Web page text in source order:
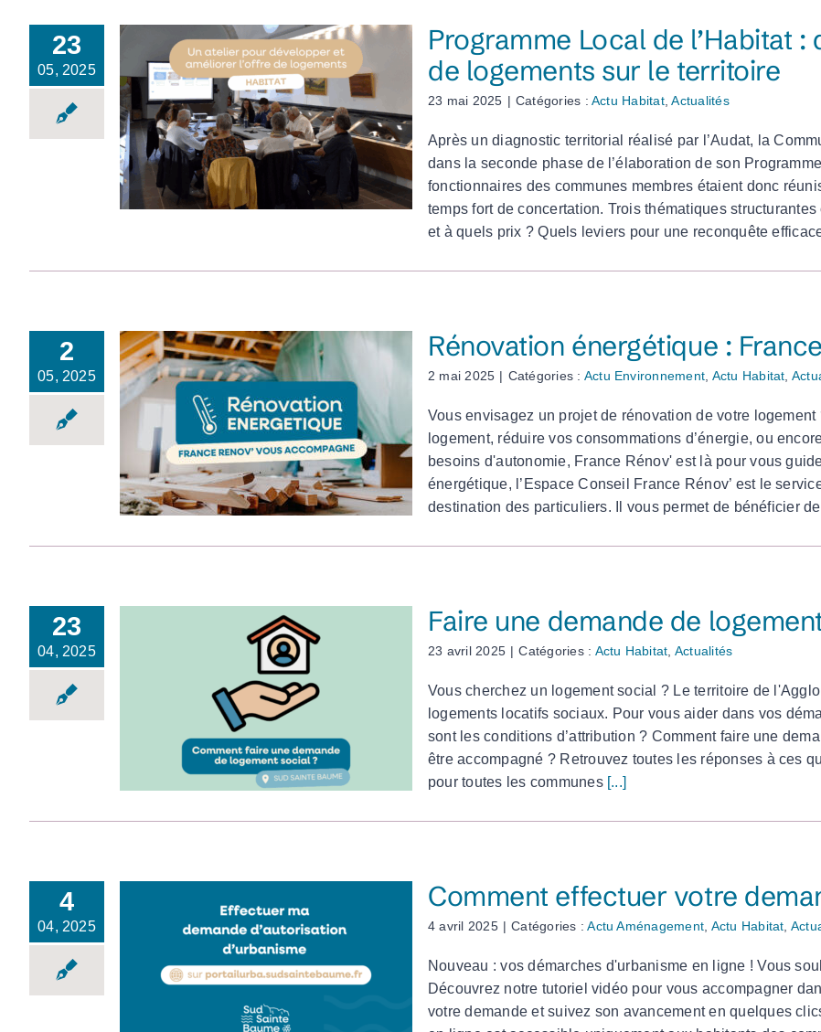
23
05, 2025
Programme Local de
l’Habitat : développer et
améliorer l’offre de
logements sur le
territoire
Programme Local de l’Habitat
de logements sur le territoire
23 mai 2025 | Catégories :Actu Habitat,Actualités
Après un diagnostic territorial réalisé par l’Audat, la
dans la seconde phase de l’élaboration de son
fonctionnaires des communes membres étaient donc
temps fort de concertation. Trois thématiques
et à quels prix ? Quels leviers pour une reconquête
2
05, 2025
Rénovation énergétique
: France Renov’ vous
accompagne !
Rénovation énergétique :
2 mai 2025 | Catégories : Actu Environnement, Actu Habitat,
Vous envisagez un projet de rénovation de votre
logement, réduire vos consommations d’énergie, ou
besoins d'autonomie, France Rénov' est là pour vous
énergétique, l’Espace Conseil France Rénov’ est le
destination des particuliers. Il vous permet de bénéficier
23
04, 2025
Faire une demande de
logement social en Sud
Sainte Baume
Faire une demande de
23 avril 2025 | Catégories : Actu Habitat, Actualités
Vous cherchez un logement social ? Le territoire de
logements locatifs sociaux. Pour vous aider dans vos
sont les conditions d’attribution ? Comment faire une
être accompagné ? Retrouvez toutes les réponses à ces
pour toutes les communes [...]
4
04, 2025
Comment effectuer
d’urbanisme en ligne ?
Comment effectuer votre
4 avril 2025 | Catégories :Actu Aménagement, Actu Habitat,
Nouveau : vos démarches d'urbanisme en ligne ! Vous
Découvrez notre tutoriel vidéo pour vous accompagner
votre demande et suivez son avancement en quelques